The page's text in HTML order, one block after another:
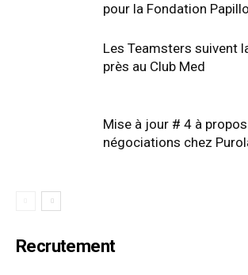
pour la Fondation
Les Teamsters suivent
près au Club Med
Mise à jour # 4 à
négociations chez
Recrutement